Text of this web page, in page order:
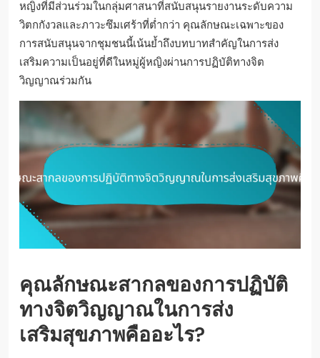
หญิงที่มีส่วนร่วมในกลุ่มศาสนาที่สนับสนุนรายงานระดับความ
วิตกกังวลและภาวะซึมเศร้าที่ต่ำกว่า คุณลักษณะเฉพาะของ
การสนับสนุนจากชุมชนนี้เน้นย้ำถึงบทบาทสำคัญในการส่ง
เสริมความเป็นอยู่ที่ดีในหมู่ผู้หญิงผ่านการปฏิบัติทางจิต
วิญญาณร่วมกัน
คุณลักษณะสากลของการปฏิบัติ
ทางจิตวิญญาณในการส่ง
เสริมสุขภาพคืออะไร?